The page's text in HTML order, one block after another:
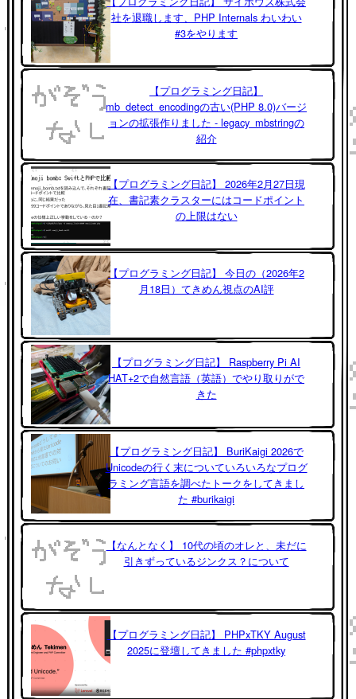
社を退職します、PHP Internals わいわい
#3をやります
【プログラミング日記】
mb_detect_encodingの古い(PHP 8.0)バージ
ョンの拡張作りました - legacy_mbstringの
紹介
【プログラミング日記】 2026年2月27日現
在、書記素クラスターにはコードポイント
の上限はない
【プログラミング日記】 今日の（2026年2
月18日）てきめん視点のAI評
【プログラミング日記】 Raspberry Pi AI
HAT+2で自然言語（英語）でやり取りがで
きた
【プログラミング日記】 BuriKaigi 2026で
Unicodeの行く末についていろいろなプログ
ラミング言語を調べたトークをしてきまし
た #burikaigi
【なんとなく】 10代の頃のオレと、未だに
引きずっているジンクス？について
【プログラミング日記】 PHPxTKY August
2025に登壇してきました #phpxtky